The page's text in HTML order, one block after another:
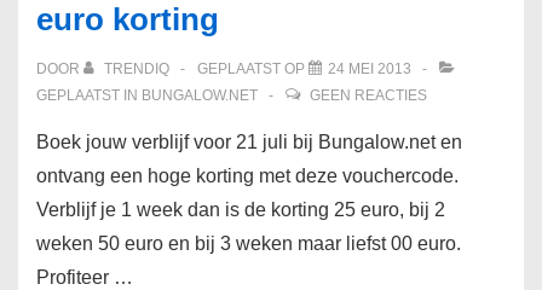
euro korting
DOOR TRENDIQ GEPLAATST OP
24 MEI 2013
GEPLAATST IN BUNGALOW.NET GEEN REACTIES
Boek jouw verblijf voor 21 juli bij Bungalow.net en
ontvang een hoge korting met deze vouchercode.
Verblijf je 1 week dan is de korting 25 euro, bij 2
weken 50 euro en bij 3 weken maar liefst 00 euro.
Profiteer …